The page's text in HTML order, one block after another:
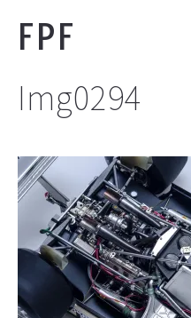
FPF
Img0294